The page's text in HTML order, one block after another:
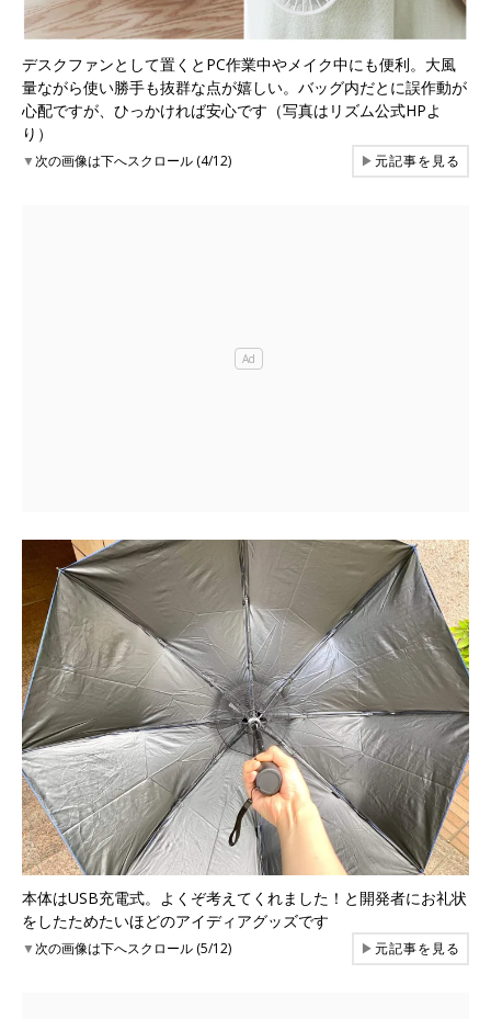
デスクファンとして置くとPC作業中やメイク中にも便利。大風
量ながら使い勝手も抜群な点が嬉しい。バッグ内だとに誤作動が
心配ですが、ひっかければ安心です（写真はリズム公式HPよ
り）
▼次の画像は下へスクロール (4/12) ▶元記事を見る
本体はUSB充電式。よくぞ考えてくれました！と開発者にお礼状
をしたためたいほどのアイディアグッズです
▼次の画像は下へスクロール (5/12) ▶元記事を見る